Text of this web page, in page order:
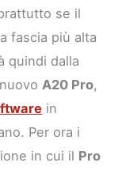
se il
fascia più alta
quindi dalla
A20 Pro,
in
Per ora i
in cui il Pro